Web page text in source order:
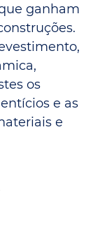
ganham
os
e as
e